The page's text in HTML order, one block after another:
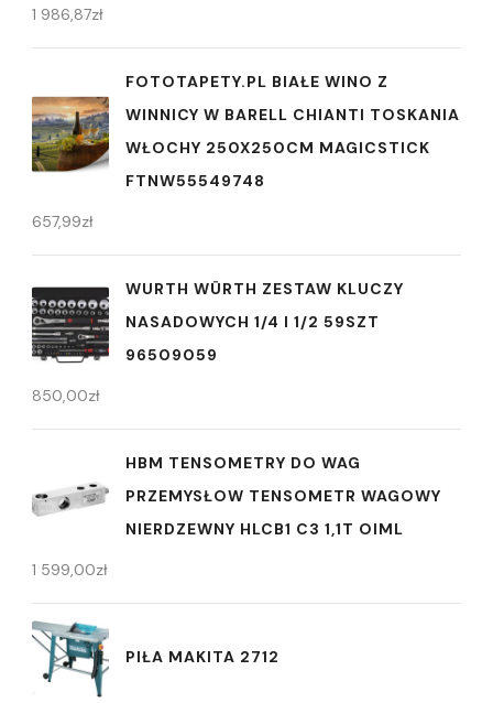
1 986,87zł
FOTOTAPETY.PL BIAŁE WINO Z
WINNICY W BARELL CHIANTI TOSKANIA
WŁOCHY 250X250CM MAGICSTICK
FTNW55549748
657,99zł
WURTH WÜRTH ZESTAW KLUCZY
NASADOWYCH 1/4 I 1/2 59SZT
96509059
850,00zł
HBM TENSOMETRY DO WAG
PRZEMYSŁOW TENSOMETR WAGOWY
NIERDZEWNY HLCB1 C3 1,1T OIML
1 599,00zł
PIŁA MAKITA 2712